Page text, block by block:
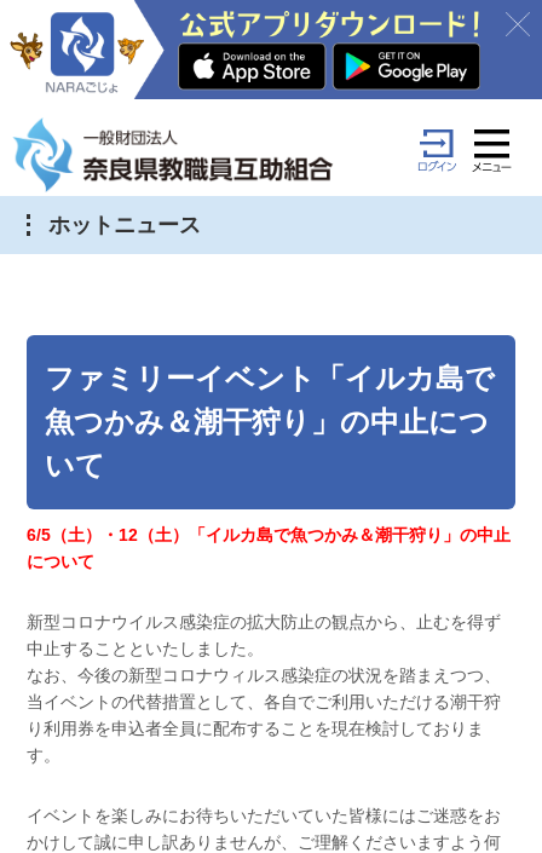
ホットニュース
ファミリーイベント「イルカ島で
魚つかみ＆潮干狩り」の中止につ
いて
6/5（土）・12（土）「イルカ島で魚つかみ＆潮干狩り」の中止
について
新型コロナウイルス感染症の拡大防止の観点から、止むを得ず
中止することといたしました。
なお、今後の新型コロナウィルス感染症の状況を踏まえつつ、
当イベントの代替措置として、各自でご利用いただける潮干狩
り利用券を申込者全員に配布することを現在検討しておりま
す。
イベントを楽しみにお待ちいただいていた皆様にはご迷惑をお
かけして誠に申し訳ありませんが、ご理解くださいますよう何